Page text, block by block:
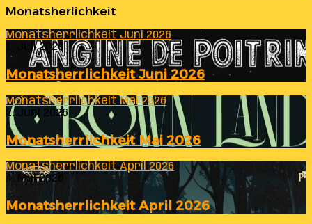
Monatsherlichkeit
Monatsherrlichkeit Juni 2026
1. Juli 2026
Monatsherrlichkeit Juni 2026
Monatsherrlichkeit Mai 2026
2. Juni 2026
Monatsherrlichkeit Mai 2026
Monatsherrlichkeit April 2026
4. Mai 2026
Monatsherrlichkeit April 2026